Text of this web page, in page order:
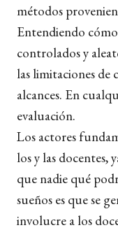
métodos
Entendiendo
controlados y
las limitaciones de
alcances. En
evaluación.
Los actores
los y las docentes,
que nadie qué
sueños es que se
involucre a los